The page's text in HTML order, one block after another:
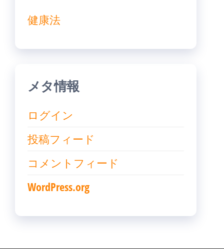
健康法
メタ情報
ログイン
投稿フィード
コメントフィード
WordPress.org